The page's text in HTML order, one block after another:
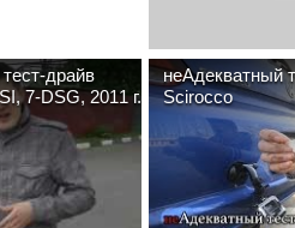
драйв
7-DSG, 2011 г.
неАдекватный
Scirocco